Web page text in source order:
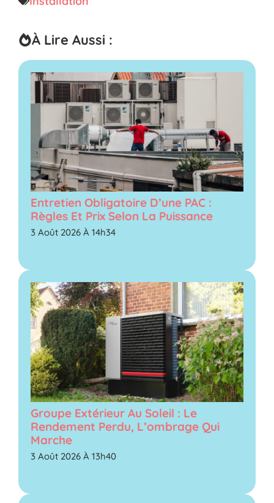
À Lire Aussi :
Entretien Obligatoire D’une PAC :
Règles Et Prix Selon La Puissance
3 Août 2026 À 14h34
Groupe Extérieur Au Soleil : Le
Rendement Perdu, L’ombrage Qui
Marche
3 Août 2026 À 13h40